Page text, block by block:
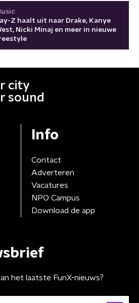
Z haalt uit naar Drake, Kanye
Nicki Minaj en meer in nieuwe
city
sound
Info
Contact
Adverteren
Vacatures
NPO Campus
Download de app
het laatste FunX-nieuws?